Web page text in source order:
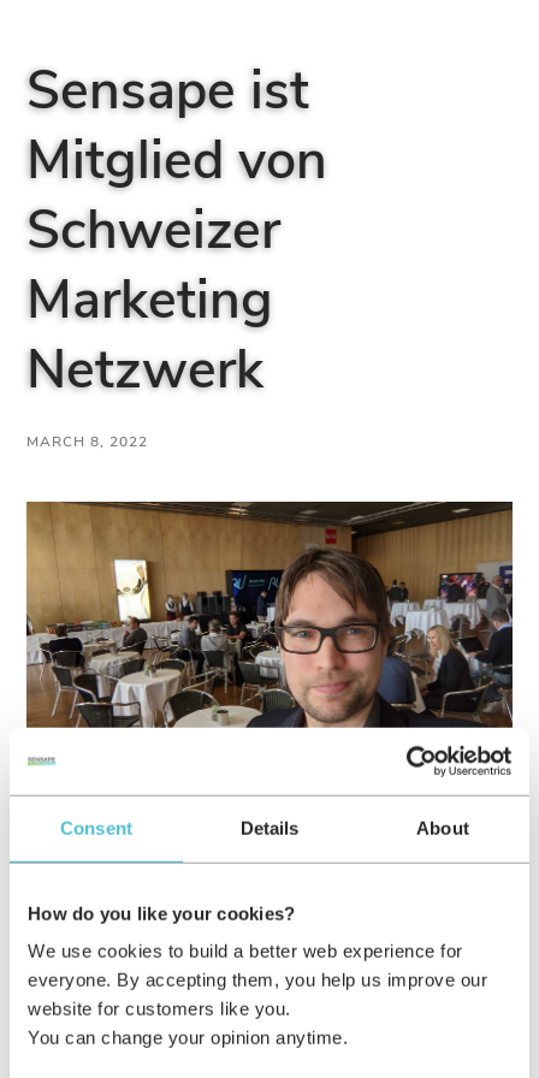
Consent Details About
How do you like your cookies?
We use cookies to build a better web experience for
everyone. By accepting them, you help us improve our
website for customers like you.
You can change your opinion anytime.
Sensape ist
Mitglied von
Schweizer
Marketing
Netzwerk
MARCH 8, 2022
/ Fotocredit & Quelle: © Sensape
[Pressemitteilung]